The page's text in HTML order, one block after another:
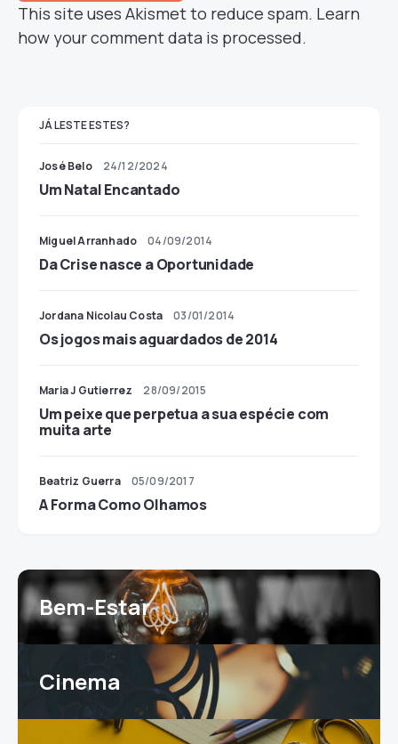
This site uses Akismet to reduce spam. Learn
how your comment data is processed.
JÁ LESTE ESTES?
José Belo 24/12/2024
Um Natal Encantado
Miguel Arranhado 04/09/2014
Da Crise nasce a Oportunidade
Jordana Nicolau Costa 03/01/2014
Os jogos mais aguardados de 2014
Maria J Gutierrez 28/09/2015
Um peixe que perpetua a sua espécie com
muita arte
Beatriz Guerra 05/09/2017
A Forma Como Olhamos
Bem-Estar
Cinema